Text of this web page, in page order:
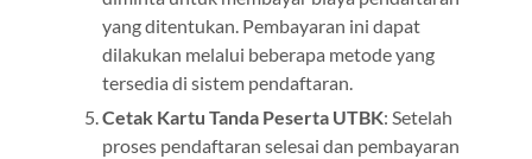
yang ditentukan. Pembayaran ini dapat
dilakukan melalui beberapa metode yang
tersedia di sistem pendaftaran.
Cetak Kartu Tanda Peserta UTBK: Setelah
proses pendaftaran selesai dan pembayaran